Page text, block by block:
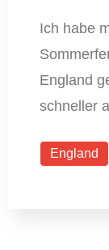
Ich habe
England
schneller
England